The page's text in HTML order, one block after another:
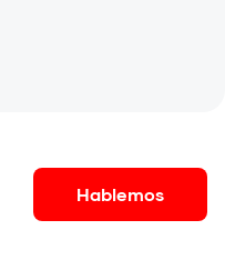
Hablemos